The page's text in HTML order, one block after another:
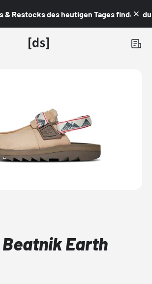
Restocks des heutigen Tages findest du
Beatnik Earth